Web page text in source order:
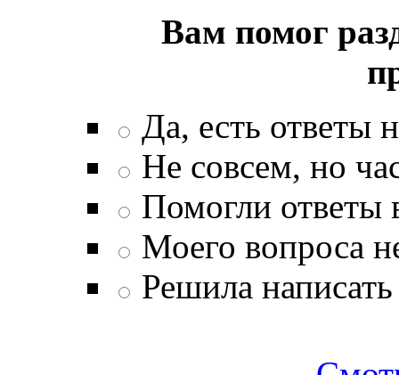
Вам помог
Да, есть ответы
Не совсем, но
Помогли ответы
Моего вопроса
Решила